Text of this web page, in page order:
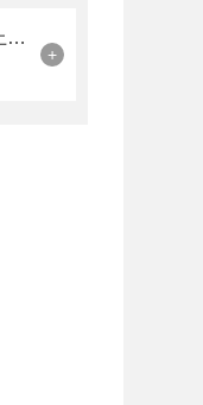
CAIG-LGN抗衡阀从原理上可分解为以下三个层面
+